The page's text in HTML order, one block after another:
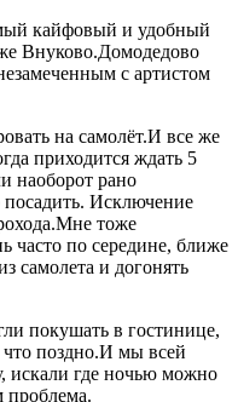
кайфовый и удобный
Внуково.Домодедово
с артистом
на самолёт.И все же
приходится ждать 5
наоборот рано
посадить. Исключение
тоже
часто по середине, ближе
самолета и догонять
покушать в гостинице,
поздно.И мы всей
искали где ночью можно
проблема.